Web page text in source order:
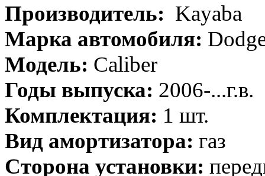
Производитель: Kayaba
Марка автомобиля:
Модель: Caliber
Годы выпуска: 2006-...г.в.
Комплектация: 1 шт.
Вид амортизатора: газ
Сторона установки: